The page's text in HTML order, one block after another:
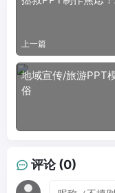
上一篇
地域宣传/旅游PPT
俗
评论 (0)